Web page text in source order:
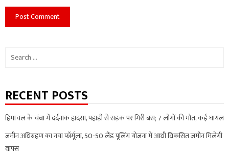
Search
RECENT POSTS
हिमाचल के चंबा में दर्दनाक हादसा, पहाड़ी से सड़क पर गिरी बस; 7 लोगों की मौत, कई घायल
जमीन अधिग्रहण का नया फॉर्मूला, 50-50 लैंड पूलिंग योजना में आधी विकसित जमीन मिलेगी
वापस